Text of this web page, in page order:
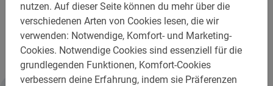
nutzen. Auf dieser Seite können du mehr über die
verschiedenen Arten von Cookies lesen, die wir
verwenden: Notwendige, Komfort- und Marketing-
Cookies. Notwendige Cookies sind essenziell für die
grundlegenden Funktionen, Komfort-Cookies
verbessern deine Erfahrung, indem sie Präferenzen
Erkunde Budapest mit dem Fahrrad: Dein Städtetrip
beginnt erst richtig mit einer Fahrradtour von Baja Bikes!